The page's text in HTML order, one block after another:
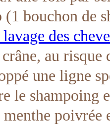
bouchon de
des
au risque
une ligne
le